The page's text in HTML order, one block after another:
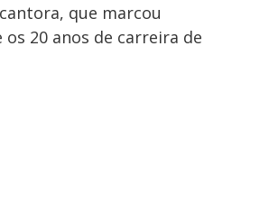
que marcou
20 anos de carreira de